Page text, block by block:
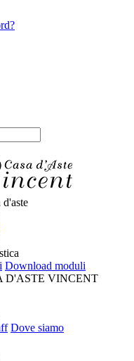
d'aste
Download moduli
D'ASTE VINCENT
Dove siamo